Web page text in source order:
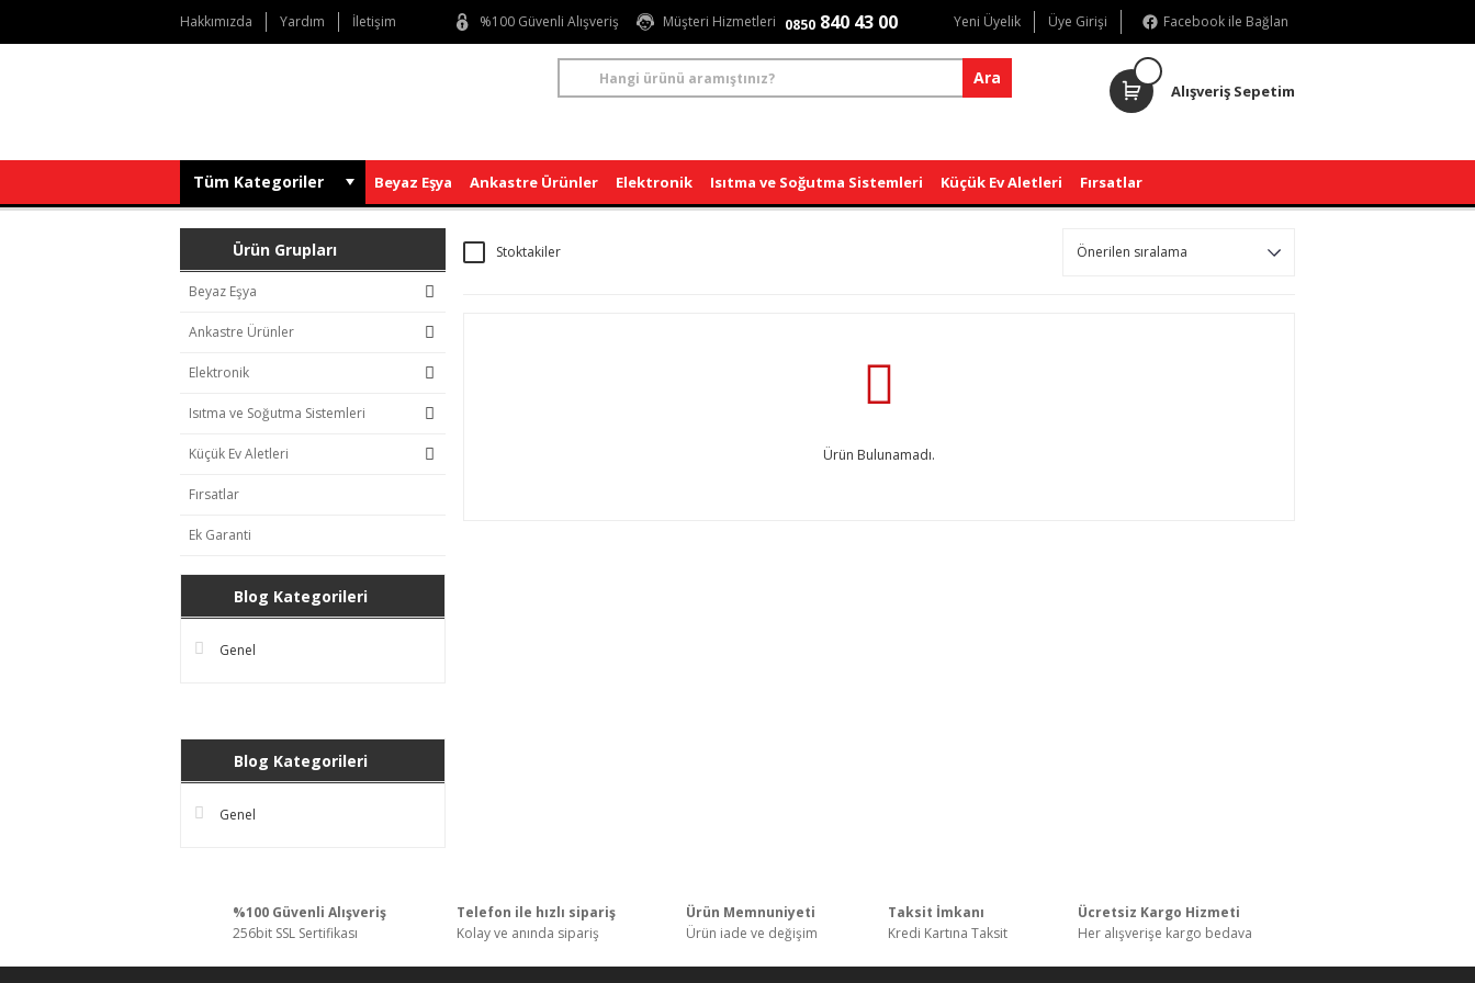
Hakkımızda Yardım İletişim %100 Güvenli Alışveriş Müşteri Hizmetleri 0850 840 43 00 Yeni Üyelik Üye Girişi Facebook ile Bağlan
Ara
Alışveriş Sepetim
Tüm Kategoriler Beyaz Eşya Ankastre Ürünler Elektronik Isıtma ve Soğutma Sistemleri Küçük Ev Aletleri Fırsatlar
Ürün Grupları
Beyaz Eşya
Ankastre Ürünler
Elektronik
Isıtma ve Soğutma Sistemleri
Küçük Ev Aletleri
Fırsatlar
Ek Garanti
Blog Kategorileri
Genel
Blog Kategorileri
Genel
Stoktakiler
Ürün Bulunamadı.
%100 Güvenli Alışveriş
256bit SSL Sertifikası
Telefon ile hızlı sipariş
Kolay ve anında sipariş
Ürün Memnuniyeti
Ürün iade ve değişim
Taksit İmkanı
Kredi Kartına Taksit
Ücretsiz Kargo Hizmeti
Her alışverişe kargo bedava